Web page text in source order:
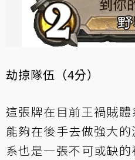
劫掠隊伍（4分）
這張牌在目前王禍賊
能夠在後手去做強大
系也是一張不可或缺